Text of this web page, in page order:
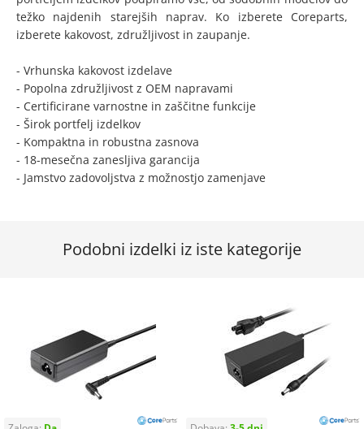
težko najdenih starejših naprav. Ko izberete Coreparts,
izberete kakovost, združljivost in zaupanje.
- Vrhunska kakovost izdelave
- Popolna združljivost z OEM napravami
- Certificirane varnostne in zaščitne funkcije
- Širok portfelj izdelkov
- Kompaktna in robustna zasnova
- 18-mesečna zanesljiva garancija
- Jamstvo zadovoljstva z možnostjo zamenjave
Podobni izdelki iz iste kategorije